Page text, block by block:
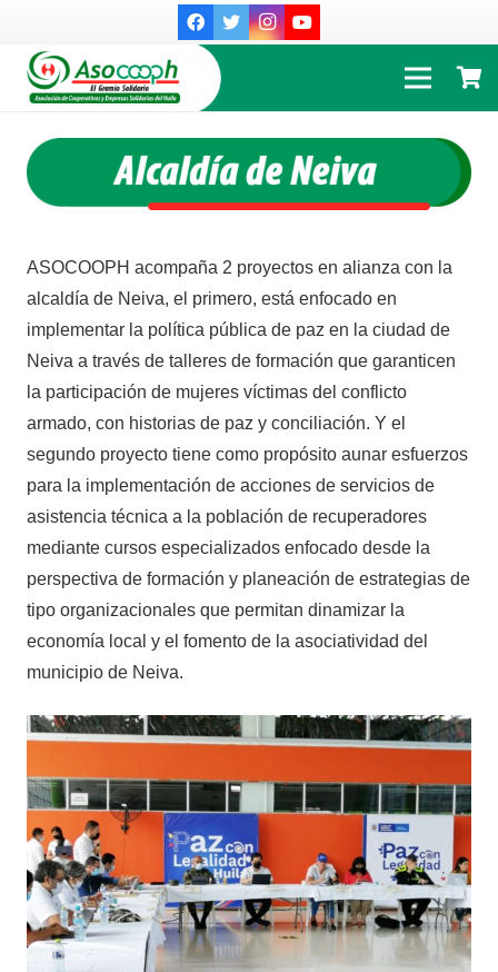
ASOCOOPH acompaña 2 proyectos en alianza con la
alcaldía de Neiva, el primero, está enfocado en
implementar la política pública de paz en la ciudad de
Neiva a través de talleres de formación que garanticen
la participación de mujeres víctimas del conflicto
armado, con historias de paz y conciliación. Y el
segundo proyecto tiene como propósito aunar esfuerzos
para la implementación de acciones de servicios de
asistencia técnica a la población de recuperadores
mediante cursos especializados enfocado desde la
perspectiva de formación y planeación de estrategias de
tipo organizacionales que permitan dinamizar la
economía local y el fomento de la asociatividad del
municipio de Neiva.